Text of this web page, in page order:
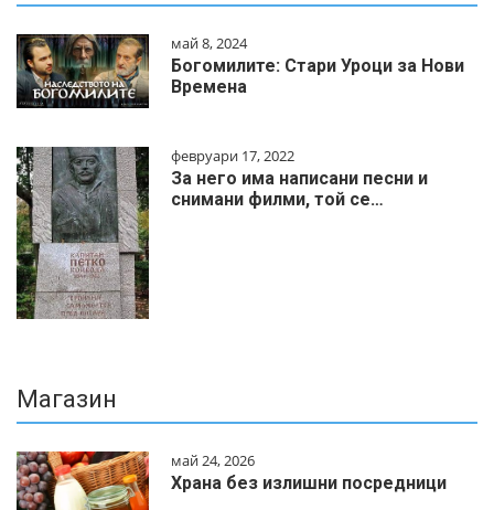
май 8, 2024
Богомилите: Стари Уроци за Нови
Времена
февруари 17, 2022
За него има написани песни и
снимани филми, той се…
Магазин
май 24, 2026
Храна без излишни посредници